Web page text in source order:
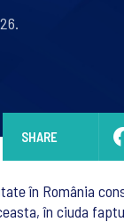
SHARE
în România
în ciuda